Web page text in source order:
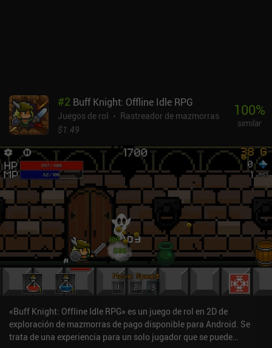
#2 Buff Knight: Offline Idle RPG
Juegos de rol
Rastreador de mazmorras
$1.49
100%
similar
«Buff Knight: Offline Idle RPG» es un juego de rol en 2D de
exploración de mazmorras de pago disponible para Android. Se
trata de una experiencia para un solo jugador que se puede